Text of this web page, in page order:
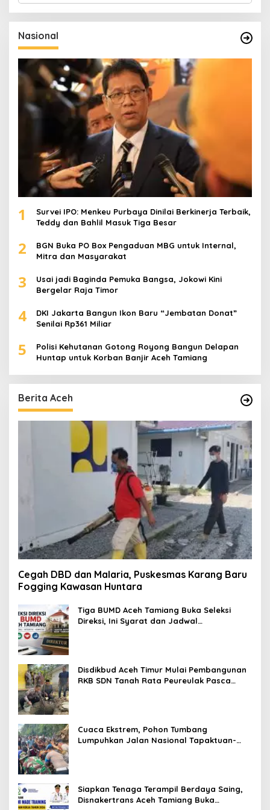
i
u
n
t
k
:
Nasional
1
Survei IPO: Menkeu Purbaya Dinilai Berkinerja Terbaik,
Teddy dan Bahlil Masuk Tiga Besar
2
BGN Buka PO Box Pengaduan MBG untuk Internal,
Mitra dan Masyarakat
3
Usai jadi Baginda Pemuka Bangsa, Jokowi Kini
Bergelar Raja Timor
4
DKI Jakarta Bangun Ikon Baru “Jembatan Donat”
Senilai Rp361 Miliar
5
Polisi Kehutanan Gotong Royong Bangun Delapan
Huntap untuk Korban Banjir Aceh Tamiang
Berita Aceh
Cegah DBD dan Malaria, Puskesmas Karang Baru
Fogging Kawasan Huntara
Tiga BUMD Aceh Tamiang Buka Seleksi
Direksi, Ini Syarat dan Jadwal
Disdikbud Aceh Timur Mulai Pembangunan
RKB SDN Tanah Rata Peureulak Pasca
Cuaca Ekstrem, Pohon Tumbang
Lumpuhkan Jalan Nasional Tapaktuan-
Siapkan Tenaga Terampil Berdaya Saing,
Disnakertrans Aceh Tamiang Buka